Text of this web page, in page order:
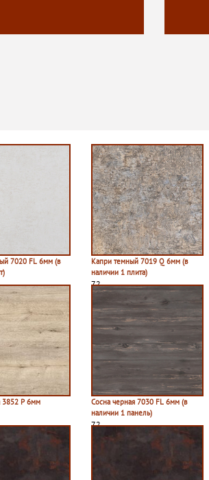
7020 FL 6мм (в
Капри темный 7019 Q 6мм (в
наличии 1 плита)
72
3852 P 6мм
Сосна черная 7030 FL 6мм (в
наличии 1 панель)
72